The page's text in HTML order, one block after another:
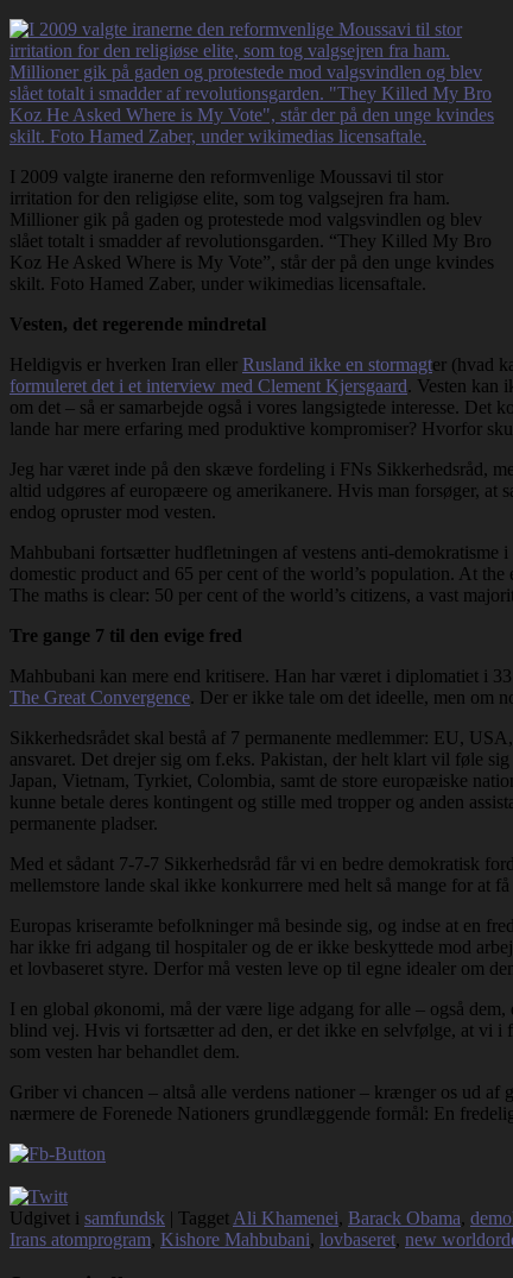
I 2009 valgte iranerne den reformvenlige Moussavi til stor
irritation for den religiøse elite, som tog valgsejren fra ham.
Millioner gik på gaden og protestede mod valgsvindlen og blev
slået totalt i smadder af revolutionsgarden. “They Killed My Bro
Koz He Asked Where is My Vote”, står der på den unge kvindes
skilt. Foto Hamed Zaber, under wikimedias licensaftale.
Vesten, det regerende mindretal
Heldigvis er hverken Iran eller Rusland ikke en stormagter (hvad
formuleret det i et interview med Clement Kjersgaard. Vesten kan
om det – så er samarbejde også i vores langsigtede interesse.
lande har mere erfaring med produktive kompromiser? Hvorfor
Jeg har været inde på den skæve fordeling i FNs Sikkerhedsråd,
altid udgøres af europæere og amerikanere. Hvis man forsøger,
endog opruster mod vesten.
Mahbubani fortsætter hudfletningen af vestens anti-demokratisme
domestic product and 65 per cent of the world’s population. At
The maths is clear: 50 per cent of the world’s citizens, a vast
Tre gange 7 til den evige fred
Mahbubani kan mere end kritisere. Han har været i diplomatiet i
The Great Convergence. Der er ikke tale om det ideelle, men om
Sikkerhedsrådet skal bestå af 7 permanente medlemmer: EU,
ansvaret. Det drejer sig om f.eks. Pakistan, der helt klart vil føle
Japan, Vietnam, Tyrkiet, Colombia, samt de store europæiske
kunne betale deres kontingent og stille med tropper og anden
permanente pladser.
Med et sådant 7-7-7 Sikkerhedsråd får vi en bedre demokratisk
mellemstore lande skal ikke konkurrere med helt så mange for at
Europas kriseramte befolkninger må besinde sig, og indse at en
har ikke fri adgang til hospitaler og de er ikke beskyttede mod
et lovbaseret styre. Derfor må vesten leve op til egne idealer om
I en global økonomi, må der være lige adgang for alle – også
blind vej. Hvis vi fortsætter ad den, er det ikke en selvfølge, at vi i
som vesten har behandlet dem.
Griber vi chancen – altså alle verdens nationer – krænger os ud
nærmere de Forenede Nationers grundlæggende formål: En
Udgivet i samfundsk | Tagget Ali Khamenei, Barack Obama,
Irans atomprogram, Kishore Mahbubani, lovbaseret, new